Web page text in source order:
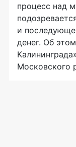
процесс над
и
денег. Об
Московского